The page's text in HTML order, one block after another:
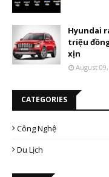
Hyundai
triệu
xịn
August
CATEGORIES
Công Nghệ
Du Lịch